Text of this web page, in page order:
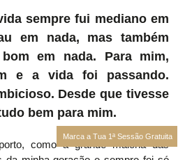
Marca a Tua 1ª Sessão Gratuita
sempre fui mediano em
em nada, mas também
em nada. Para mim,
e a vida foi passando.
Desde que tivesse
bem para mim.
como a grande maioria das